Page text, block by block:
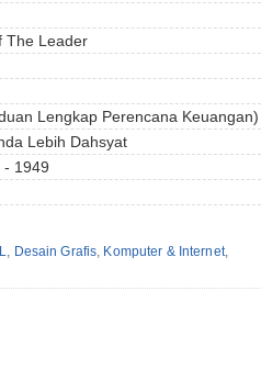
The Leader
Lengkap Perencana Keuangan)
Lebih Dahsyat
- 1949
, Desain Grafis, Komputer & Internet,